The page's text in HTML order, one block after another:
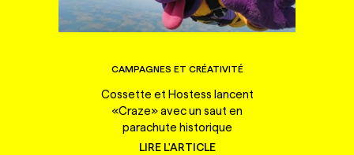
CAMPAGNES ET CRÉATIVITÉ
Cossette et Hostess lancent
«Craze» avec un saut en
parachute historique
LIRE L'ARTICLE